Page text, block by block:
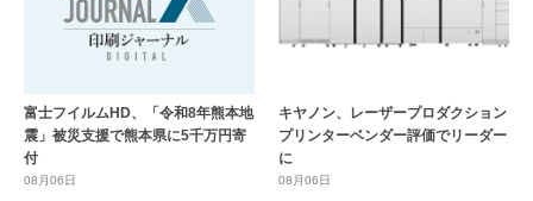
富士フイルムHD、「令和8年熊本地
震」被災支援で熊本県に5千万円寄
付
08月06日
キヤノン、レーザープロダクション
プリンターベンダー評価でリーダー
に
08月06日